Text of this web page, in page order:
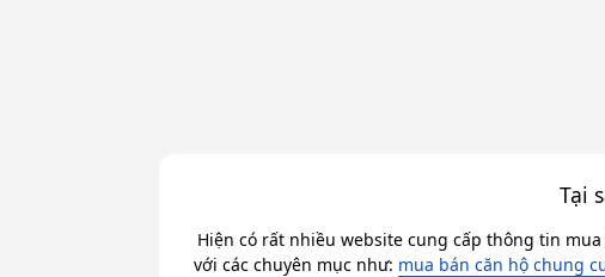
Tại
Hiện có rất nhiều website cung cấp thông tin
với các chuyên mục như: mua bán căn hộ chung